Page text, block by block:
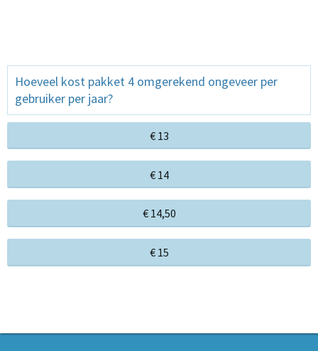
Hoeveel kost pakket 4 omgerekend ongeveer per
gebruiker per jaar?
€ 13
€ 14
€ 14,50
€ 15